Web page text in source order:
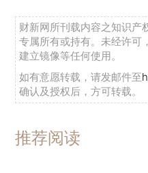
财新网所刊载内容之知识产
专属所有或持有。未经许可
建立镜像等任何使用。
如有意愿转载，请发邮件至
确认及授权后，方可转载。
推荐阅读